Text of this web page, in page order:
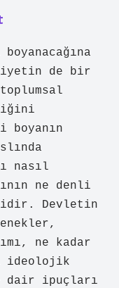
de bir
boyanın
nasıl
ne denli
Devletin
ne kadar
ideolojik
dair ipuçları